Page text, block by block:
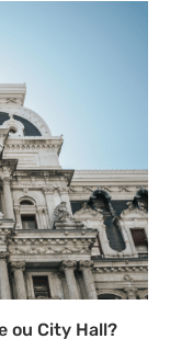
ou City Hall?